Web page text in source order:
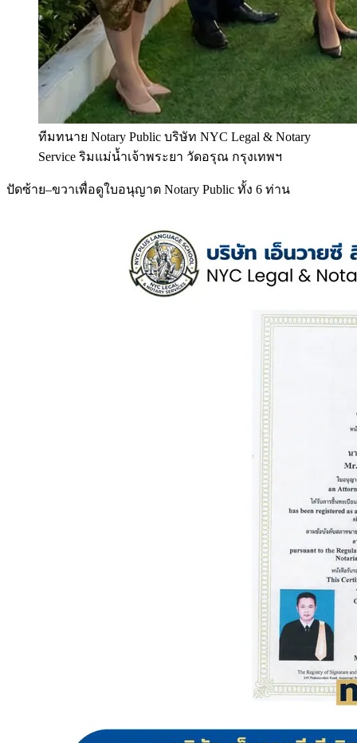
ทีมทนาย Notary Public บริษัท NYC Legal & Notary
Service ริมแม่น้ำเจ้าพระยา วัดอรุณ กรุงเทพฯ
ปัดซ้าย–ขวาเพื่อดูใบอนุญาต Notary Public ทั้ง 6 ท่าน